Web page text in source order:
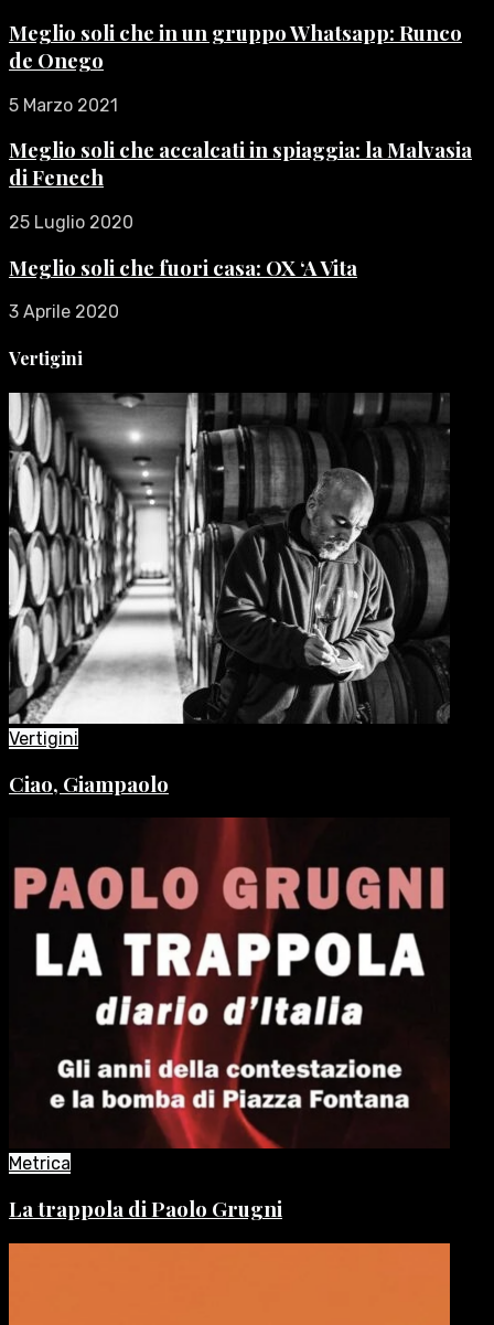
Meglio soli che in un gruppo Whatsapp: Runco
de Onego
5 Marzo 2021
Meglio soli che accalcati in spiaggia: la Malvasia
di Fenech
25 Luglio 2020
Meglio soli che fuori casa: OX ‘A Vita
3 Aprile 2020
Vertigini
Vertigini
Ciao, Giampaolo
Metrica
La trappola di Paolo Grugni